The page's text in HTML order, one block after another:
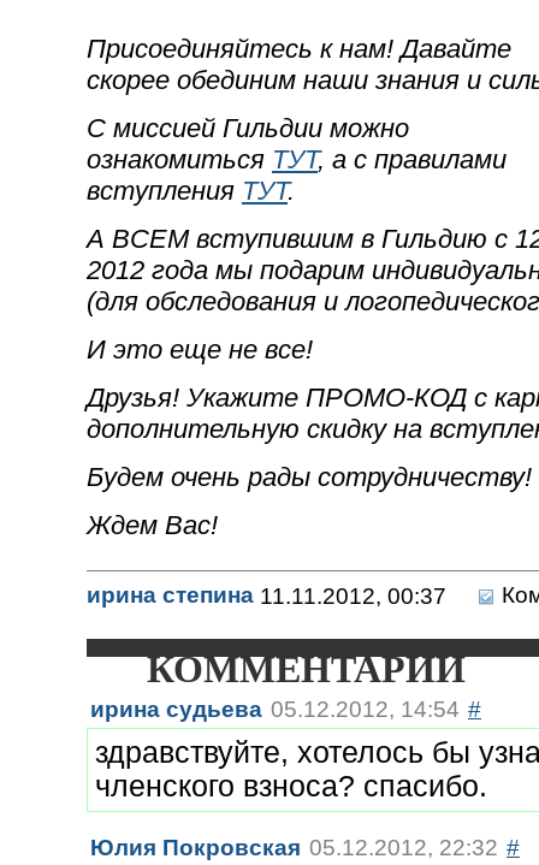
Присоединяйтесь к нам! Давайте
скорее обединим наши знания и
С миссией Гильдии можно
ознакомиться ТУТ, а с правилами
вступления ТУТ.
А ВСЕМ вступившим в Гильдию с
2012 года мы подарим
(для обследования и
И это еще не все!
Друзья! Укажите ПРОМО-КОД с
дополнительную скидку на
Будем очень рады сотрудничеству!
Ждем Вас!
ирина степина 11.11.2012, 00:37
КОММЕНТАРИИ
ирина судьева 05.12.2012, 14:54 #
здравствуйте, хотелось бы
членского взноса? спасибо.
Юлия Покровская 05.12.2012, 22:32 #